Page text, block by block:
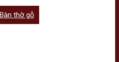
Bàn thờ gỗ